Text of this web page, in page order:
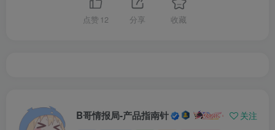
点赞 12 分享 收藏
B哥情报局-产品指南针 关注